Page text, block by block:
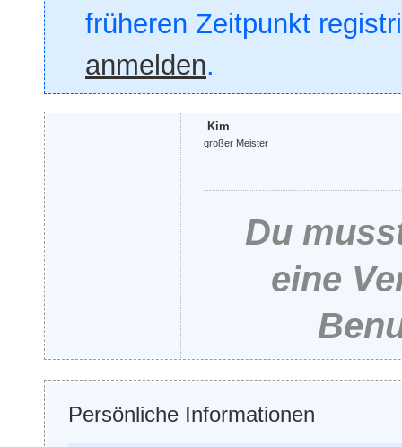
früheren Zeitpunkt
anmelden.
Kim
großer Meister
Du
eine
Persönliche Informationen